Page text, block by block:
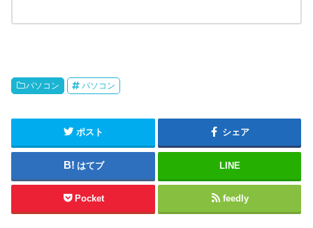
パソコン パソコン
ポスト シェア
はてブ LINE
Pocket feedly